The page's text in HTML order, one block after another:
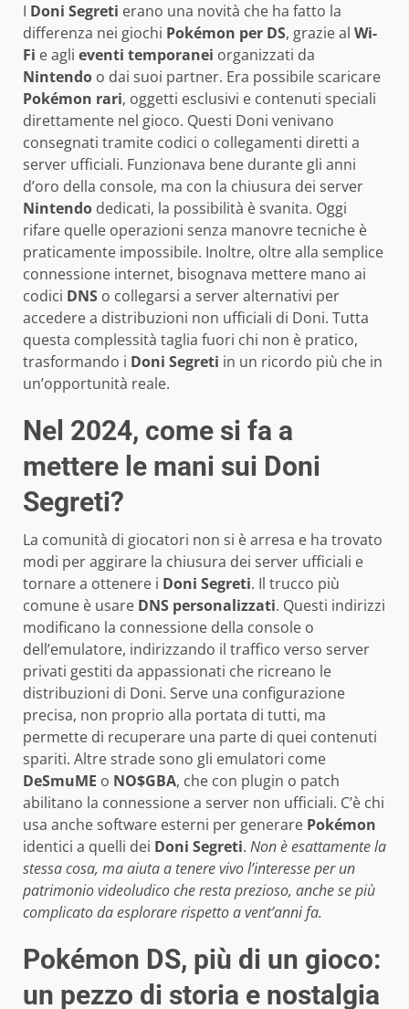
I Doni Segreti erano una novità che ha fatto la
differenza nei giochi Pokémon per DS, grazie al Wi-
Fi e agli eventi temporanei organizzati da
Nintendo o dai suoi partner. Era possibile scaricare
Pokémon rari, oggetti esclusivi e contenuti speciali
direttamente nel gioco. Questi Doni venivano
consegnati tramite codici o collegamenti diretti a
server ufficiali. Funzionava bene durante gli anni
d’oro della console, ma con la chiusura dei server
Nintendo dedicati, la possibilità è svanita. Oggi
rifare quelle operazioni senza manovre tecniche è
praticamente impossibile. Inoltre, oltre alla semplice
connessione internet, bisognava mettere mano ai
codici DNS o collegarsi a server alternativi per
accedere a distribuzioni non ufficiali di Doni. Tutta
questa complessità taglia fuori chi non è pratico,
trasformando i Doni Segreti in un ricordo più che in
un’opportunità reale.
Nel 2024, come si fa a
mettere le mani sui Doni
Segreti?
La comunità di giocatori non si è arresa e ha trovato
modi per aggirare la chiusura dei server ufficiali e
tornare a ottenere i Doni Segreti. Il trucco più
comune è usare DNS personalizzati. Questi indirizzi
modificano la connessione della console o
dell’emulatore, indirizzando il traffico verso server
privati gestiti da appassionati che ricreano le
distribuzioni di Doni. Serve una configurazione
precisa, non proprio alla portata di tutti, ma
permette di recuperare una parte di quei contenuti
spariti. Altre strade sono gli emulatori come
DeSmuME o NO$GBA, che con plugin o patch
abilitano la connessione a server non ufficiali. C’è chi
usa anche software esterni per generare Pokémon
identici a quelli dei Doni Segreti. Non è esattamente la
stessa cosa, ma aiuta a tenere vivo l’interesse per un
patrimonio videoludico che resta prezioso, anche se più
complicato da esplorare rispetto a vent’anni fa.
Pokémon DS, più di un gioco:
un pezzo di storia e nostalgia